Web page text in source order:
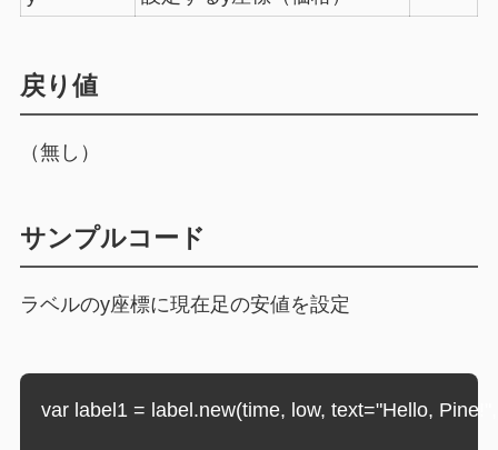
戻り値
（無し）
サンプルコード
ラベルのy座標に現在足の安値を設定
var label1 = label.new(time, low, text="Hello,